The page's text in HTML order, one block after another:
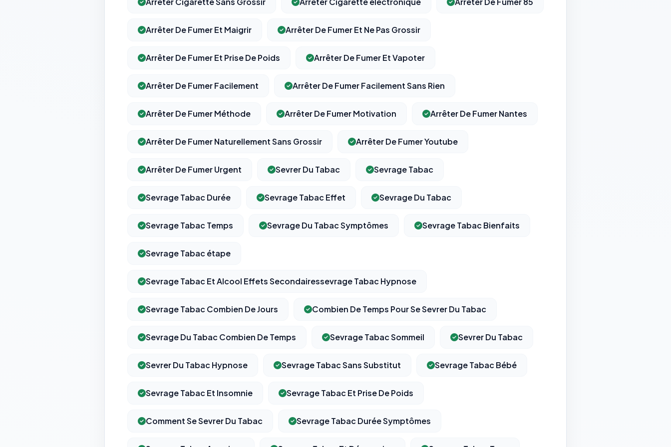
Arrêter De Fumer Et Maigrir Arrêter De Fumer Et Ne Pas Grossir
Arrêter De Fumer Et Prise De Poids Arrêter De Fumer Et Vapoter
Arrêter De Fumer Facilement Arrêter De Fumer Facilement Sans Rien
Arrêter De Fumer Méthode Arrêter De Fumer Motivation Arrêter De Fumer Nantes
Arrêter De Fumer Naturellement Sans Grossir Arrêter De Fumer Youtube
Arrêter De Fumer Urgent Sevrer Du Tabac Sevrage Tabac
Sevrage Tabac Durée Sevrage Tabac Effet Sevrage Du Tabac
Sevrage Tabac Temps Sevrage Du Tabac Symptômes Sevrage Tabac Bienfaits
Sevrage Tabac étape
Sevrage Tabac Et Alcool Effets Secondairessevrage Tabac Hypnose
Sevrage Tabac Combien De Jours Combien De Temps Pour Se Sevrer Du Tabac
Sevrage Du Tabac Combien De Temps Sevrage Tabac Sommeil Sevrer Du Tabac
Sevrer Du Tabac Hypnose Sevrage Tabac Sans Substitut Sevrage Tabac Bébé
Sevrage Tabac Et Insomnie Sevrage Tabac Et Prise De Poids
Comment Se Sevrer Du Tabac Sevrage Tabac Durée Symptômes